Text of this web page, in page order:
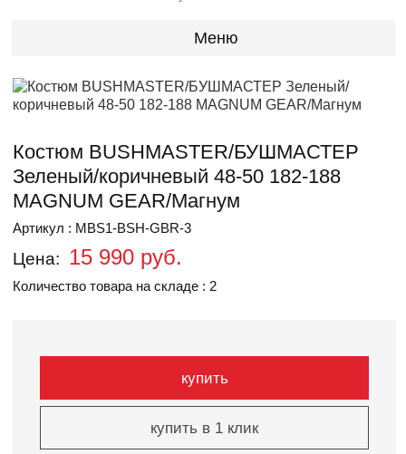
Меню
Костюм BUSHMASTER/БУШМАСТЕР
Зеленый/коричневый 48-50 182-188
MAGNUM GEAR/Магнум
Артикул : MBS1-BSH-GBR-3
Цена: 15 990 руб.
Количество товара на складе : 2
купить
купить в 1 клик